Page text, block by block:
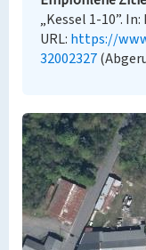
„Kessel 1-10”.
URL: https://
32002327